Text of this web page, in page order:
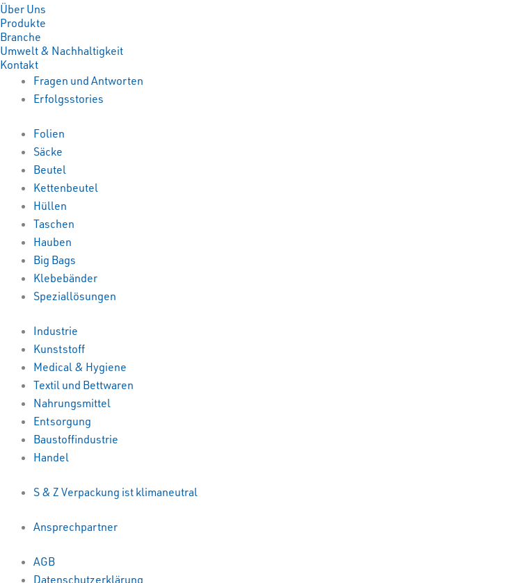
Über Uns
Produkte
Branche
Umwelt & Nachhaltigkeit
Kontakt
Fragen und Antworten
Erfolgsstories
Folien
Säcke
Beutel
Kettenbeutel
Hüllen
Taschen
Hauben
Big Bags
Klebebänder
Speziallösungen
Industrie
Kunststoff
Medical & Hygiene
Textil und Bettwaren
Nahrungsmittel
Entsorgung
Baustoffindustrie
Handel
S & Z Verpackung ist klimaneutral
Ansprechpartner
AGB
Datenschutzerklärung